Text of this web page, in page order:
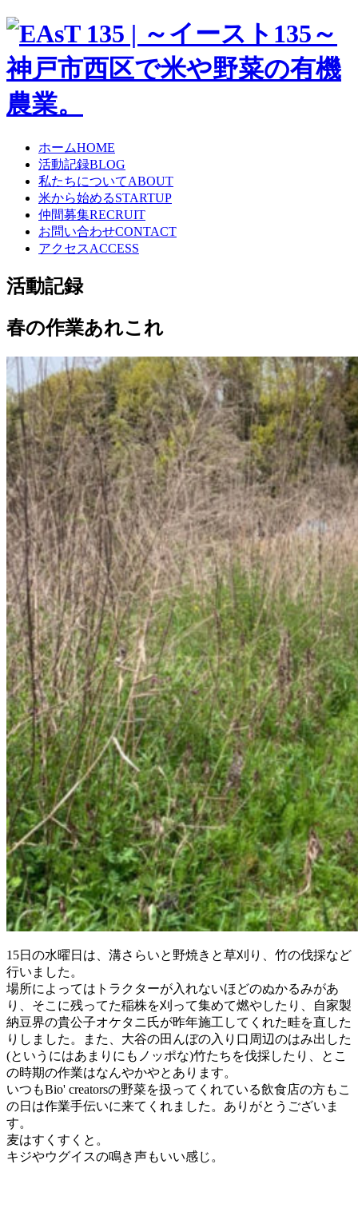
ホームHOME
活動記録BLOG
私たちについてABOUT
米から始めるSTARTUP
仲間募集RECRUIT
お問い合わせCONTACT
アクセスACCESS
活動記録
春の作業あれこれ
15日の水曜日は、溝さらいと野焼きと草刈り、竹の伐採など
行いました。
場所によってはトラクターが入れないほどのぬかるみがあ
り、そこに残ってた稲株を刈って集めて燃やしたり、自家製
納豆界の貴公子オケタニ氏が昨年施工してくれた畦を直した
りしました。また、大谷の田んぼの入り口周辺のはみ出した
(というにはあまりにもノッポな)竹たちを伐採したり、とこ
の時期の作業はなんやかやとあります。
いつもBio' creatorsの野菜を扱ってくれている飲食店の方もこ
の日は作業手伝いに来てくれました。ありがとうございま
す。
麦はすくすくと。
キジやウグイスの鳴き声もいい感じ。